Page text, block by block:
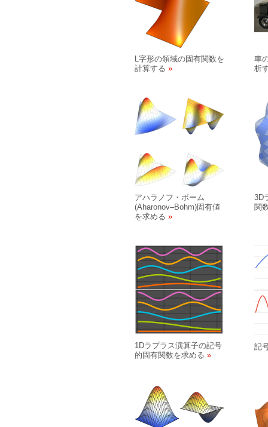
L字形の領域の固有関数を
計算する
車
析
アハラノフ・ボーム
(Aharonov–Bohm)固有値
を求める
3D
関
1Dラプラス演算子の記号
的固有関数を求める
記